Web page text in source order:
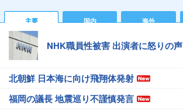
主要 国内 海外
NHK職員性被害 出演者に怒りの声
北朝鮮 日本海に向け飛翔体発射
福岡の議長 地震巡り不謹慎発言